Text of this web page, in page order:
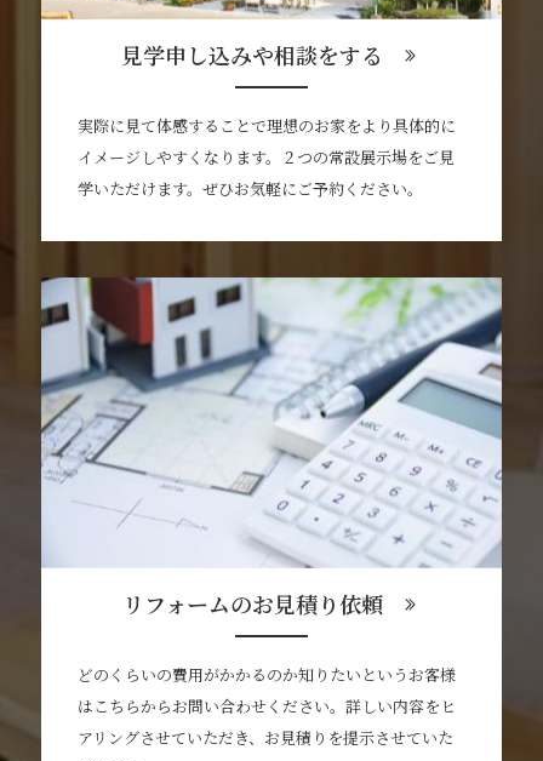
見学申し込みや相談をする
実際に見て体感することで理想のお家をより具体的に
イメージしやすくなります。２つの常設展示場をご見
学いただけます。ぜひお気軽にご予約ください。
リフォームのお見積り依頼
どのくらいの費用がかかるのか知りたいというお客様
はこちらからお問い合わせください。詳しい内容をヒ
アリングさせていただき、お見積りを提示させていた